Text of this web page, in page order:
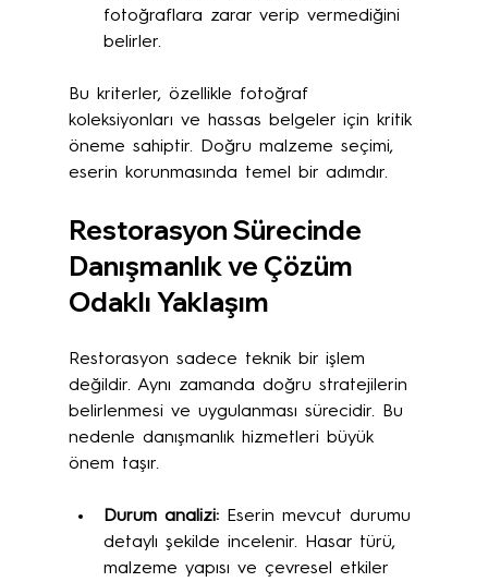
fotoğraflara zarar verip vermediğini
belirler.
Bu kriterler, özellikle fotoğraf
koleksiyonları ve hassas belgeler için kritik
öneme sahiptir. Doğru malzeme seçimi,
eserin korunmasında temel bir adımdır.
Restorasyon Sürecinde
Danışmanlık ve Çözüm
Odaklı Yaklaşım
Restorasyon sadece teknik bir işlem
değildir. Aynı zamanda doğru stratejilerin
belirlenmesi ve uygulanması sürecidir. Bu
nedenle danışmanlık hizmetleri büyük
önem taşır.
Durum analizi: Eserin mevcut durumu
detaylı şekilde incelenir. Hasar türü,
malzeme yapısı ve çevresel etkiler